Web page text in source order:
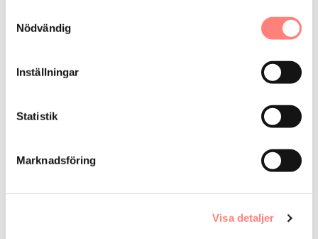
Nödvändig
Inställningar
Statistik
Marknadsföring
Visa detaljer
gång i kvartalet
post
Genom att registrera din e-post så godkänner du vår
hantering av personuppgifter och tillåter oss att skicka